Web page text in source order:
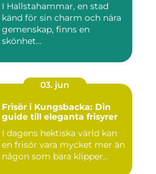
I Hallstahammar, en stad
känd för sin charm och nära
gemenskap, finns en
skönhet...
03. jun
Frisör i Kungsbacka: Din
guide till eleganta frisyrer
I dagens hektiska värld kan
en frisör vara mycket mer än
någon som bara klipper...